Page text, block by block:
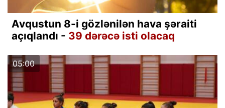
Avqustun 8-i gözlənilən hava şəraiti
açıqlandı - 39 dərəcə isti olacaq
05:00